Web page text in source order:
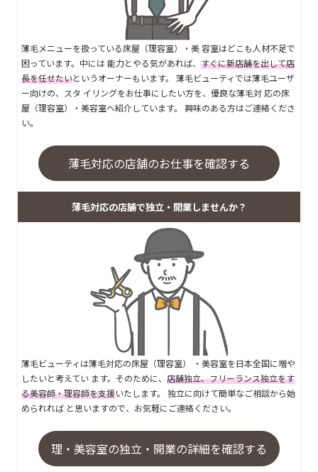
薄毛メニューを扱っている床屋（理容室）・美 容室はどこも人材不足で
困っています。中には 能力とやる気があれば、 すぐに新店舗を出して店
長を任せたいというオーナーもいます。 薄毛ビューティでは薄毛ユーザ
ー向けの、スタ イリングをお仕事にしたい方を、優良な薄毛対 応の床
屋（理容室）・美容室へ紹介しています。 興味のある方はご連絡くださ
い。
薄毛対応の店舗のお仕事を確認する
薄毛対応の店舗で独立・開業しませんか？
薄毛ビューティは薄毛対応の床屋（理容室） ・美容室を日本全国に増や
したいと考えてい ます。そのために、 店舗独立、フリーランス独立をす
る美容師・理容師を支援いたします。 独立に向けて簡単なご相談から始
められれば と思いますので、お気軽にご連絡ください。
理・美容室の独立・開業の詳細を確認する